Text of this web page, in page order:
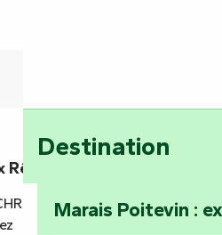
Destination
Marais Poitevin :
du Marais
HAMEAU DE